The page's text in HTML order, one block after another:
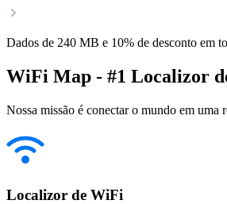
Dados de 240 MB e 10% de desconto em
WiFi Map - #1 Localizor
Nossa missão é conectar o mundo em
Localizor de WiFi